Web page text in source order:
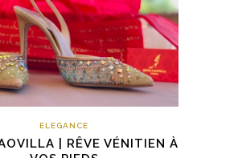
ELEGANCE
| RÊVE VÉNITIEN À